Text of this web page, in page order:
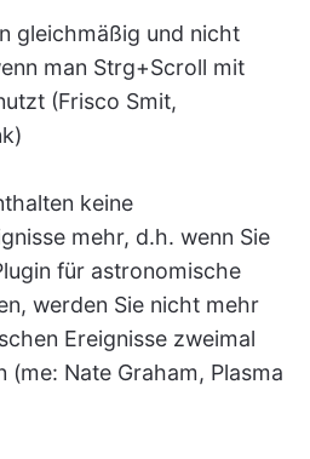
gleichmäßig und nicht
man Strg+Scroll mit
(Frisco Smit,
keine
mehr, d.h. wenn Sie
für astronomische
werden Sie nicht mehr
Ereignisse zweimal
(me: Nate Graham, Plasma